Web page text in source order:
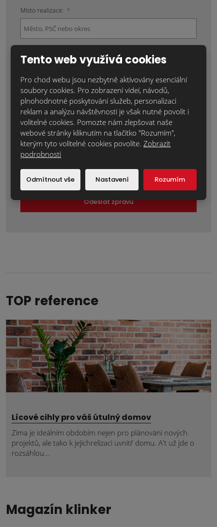
Místo realizace: *
Položky označené hvězdičkou (*) jsou povinné.
Souhlasím se zpracováním osobních údajů .
Text zprávy *
Odeslat zprávu
TOP reference
Lícové cihly pro váš útulný domov
Zima je ideálním obdobím nejen pro plánování nových
projektů, ale tako k jejichrelizaci uvnitř domu. A't už jde o
rozsáhlou...
Magazín klinker
Tento web využívá cookies
Pro chod webu jsou nezbytně aktivovány esenciální
soubory cookies. Pro zobrazení videí, návodů,
plnohodnotné poskytování služeb, personalizaci
reklam a analýzu návštěvnosti je však nutné povolit i
volitelné cookies. Pomozte nám zlepšovat naše
webové stránky kliknutím na tlačítko "Rozumím",
kterým tyto volitelné cookies povolíte.Zobrazit
podrobnosti
Odmítnout vše Nastavení Rozumím